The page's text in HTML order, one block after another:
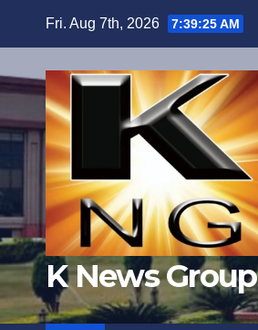
content
Fri. Aug 7th, 2026 7:39:26 AM
K News Group